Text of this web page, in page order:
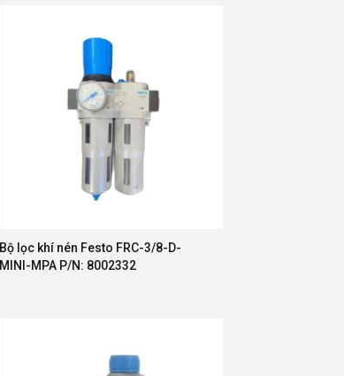
Bộ lọc khí nén Festo FRC-3/8-D-
MINI-MPA P/N: 8002332